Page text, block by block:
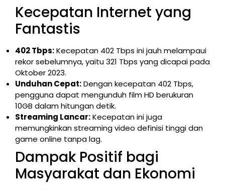
Kecepatan Internet yang
Fantastis
402 Tbps:Kecepatan 402 Tbps ini jauh melampaui
rekor sebelumnya, yaitu 321 Tbps yang dicapai pada
Oktober 2023.
Unduhan Cepat:Dengan kecepatan 402 Tbps,
pengguna dapat mengunduh film HD berukuran
10GB dalam hitungan detik.
Streaming Lancar:Kecepatan ini juga
memungkinkan streaming video definisi tinggi dan
game online tanpa lag.
Dampak Positif bagi
Masyarakat dan Ekonomi